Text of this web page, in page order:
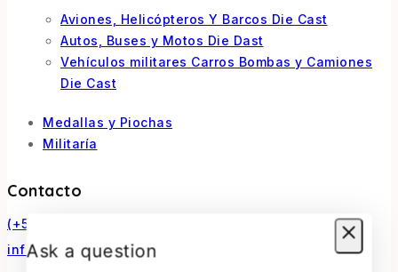
Aviones, Helicópteros Y Barcos Die Cast
Autos, Buses y Motos Die Dast
Vehículos militares Carros Bombas y Camiones
Die Cast
Medallas y Piochas
Militaría
Contacto
(+56) 966770307
infosurmaquetas@surmaquetas.cl
Ask a question